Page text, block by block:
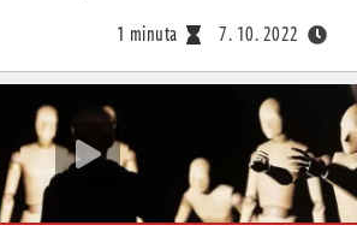
1 minuta 7. 10. 2022